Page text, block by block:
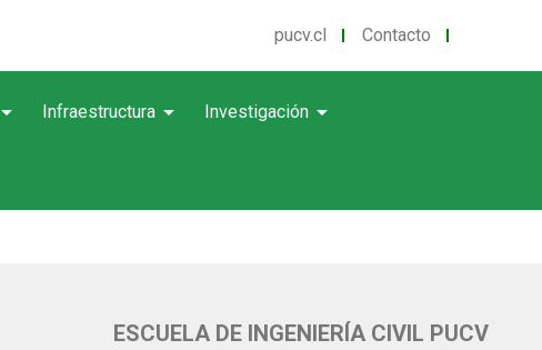
pucv.cl Contacto
arrow_drop_down Infraestructura arrow_drop_down Investigación arrow_drop_down
ESCUELA DE INGENIERÍA CIVIL PUCV